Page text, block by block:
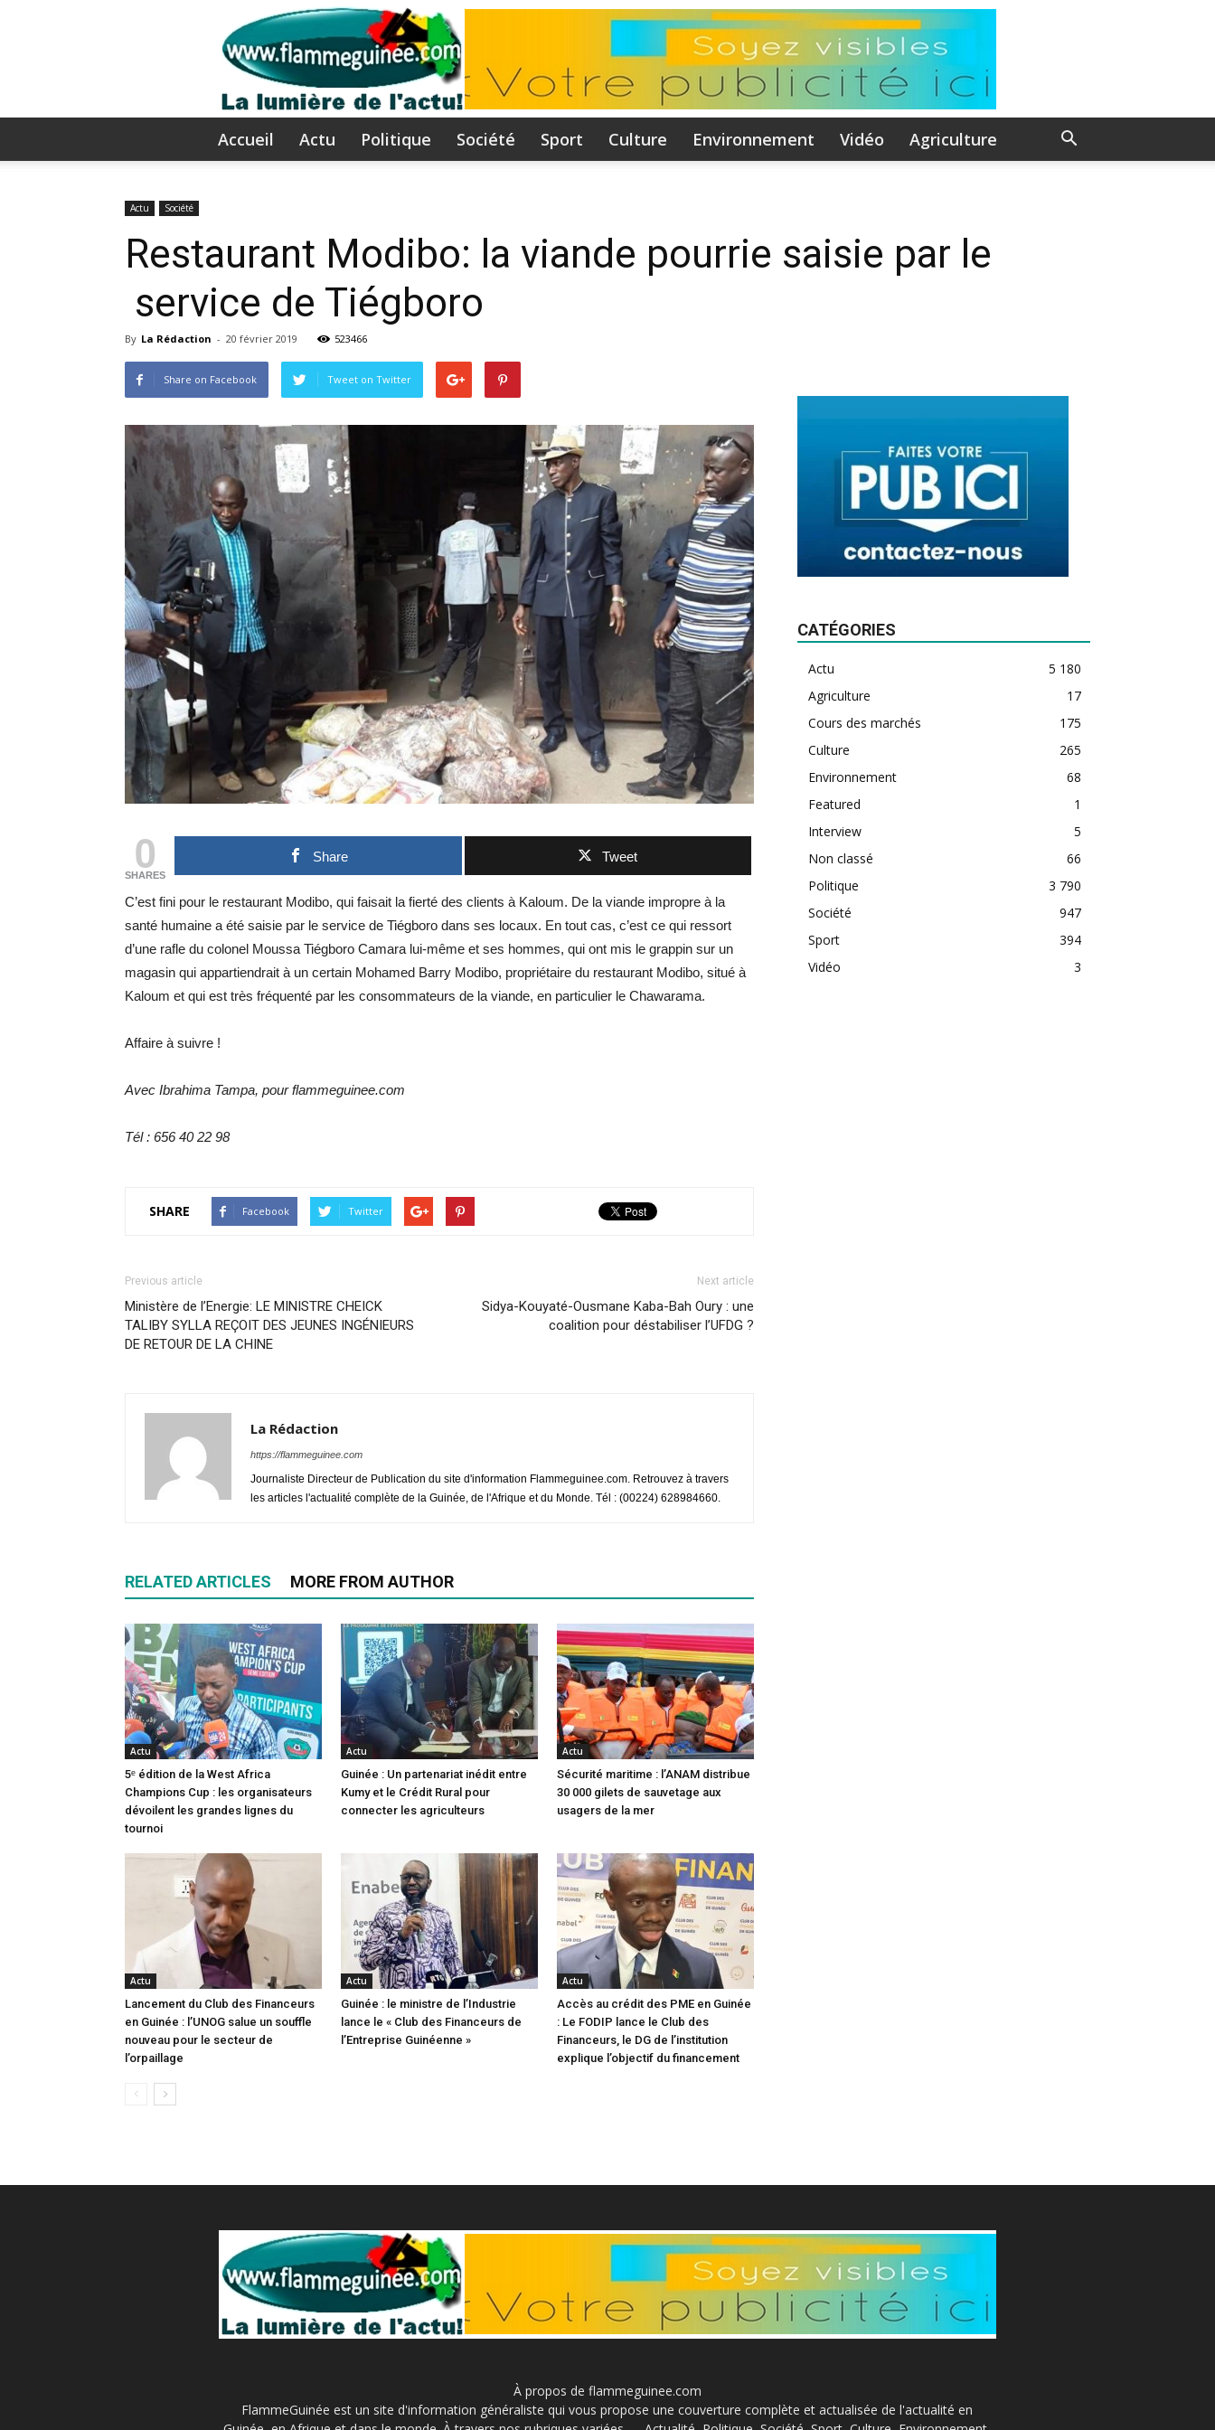
lumière
d'actualité!
Accueil Actu Politique Société Sport Culture Environnement Vidéo Agriculture
Actu Société
Restaurant Modibo: la viande pourrie saisie par le
service de Tiégboro
By La Rédaction - 20 février 2019 523466
Share on Facebook Tweet on Twitter
0
SHARES
Share Tweet
C’est fini pour le restaurant Modibo, qui faisait la fierté des clients à Kaloum. De la viande impropre à la
santé humaine a été saisie par le service de Tiégboro dans ses locaux. En tout cas, c’est ce qui ressort
d’une rafle du colonel Moussa Tiégboro Camara lui-même et ses hommes, qui ont mis le grappin sur un
magasin qui appartiendrait à un certain Mohamed Barry Modibo, propriétaire du restaurant Modibo, situé à
Kaloum et qui est très fréquenté par les consommateurs de la viande, en particulier le Chawarama.
Affaire à suivre !
Avec Ibrahima Tampa, pour flammeguinee.com
Tél : 656 40 22 98
SHARE Facebook Twitter
Previous article
Ministère de l’Energie: LE MINISTRE CHEICK
TALIBY SYLLA REÇOIT DES JEUNES INGÉNIEURS
DE RETOUR DE LA CHINE
Next article
Sidya-Kouyaté-Ousmane Kaba-Bah Oury : une
coalition pour déstabiliser l’UFDG ?
La Rédaction
https://flammeguinee.com
Journaliste Directeur de Publication du site d'information Flammeguinee.com. Retrouvez à travers
les articles l'actualité complète de la Guinée, de l'Afrique et du Monde. Tél : (00224) 628984660.
RELATED ARTICLES MORE FROM AUTHOR
Actu
5ᵉ édition de la West Africa
Champions Cup : les organisateurs
dévoilent les grandes lignes du
tournoi
Actu
Guinée : Un partenariat inédit entre
Kumy et le Crédit Rural pour
connecter les agriculteurs
Actu
Sécurité maritime : l’ANAM distribue
30 000 gilets de sauvetage aux
usagers de la mer
Actu
Lancement du Club des Financeurs
en Guinée : l’UNOG salue un souffle
nouveau pour le secteur de
l’orpaillage
Actu
Guinée : le ministre de l’Industrie
lance le « Club des Financeurs de
l’Entreprise Guinéenne »
Actu
Accès au crédit des PME en Guinée
: Le FODIP lance le Club des
Financeurs, le DG de l’institution
explique l’objectif du financement
CATÉGORIES
Actu
5 180
Agriculture
17
Cours des marchés
175
Culture
265
Environnement
68
Featured
1
Interview
5
Non classé
66
Politique
3 790
Société
947
Sport
394
Vidéo
3
À propos de flammeguinee.com
FlammeGuinée est un site d'information généraliste qui vous propose une couverture complète et actualisée de l'actualité en